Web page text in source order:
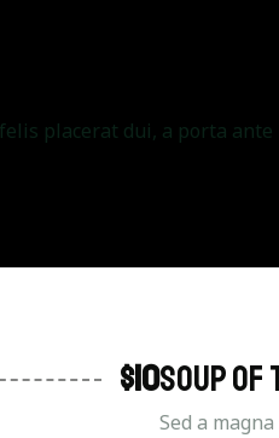
placerat dui, a porta
$10Soup Of
Sed a